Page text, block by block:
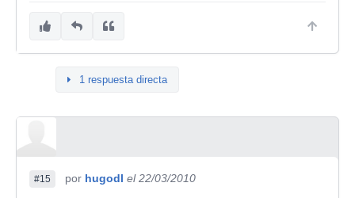
1 respuesta directa
#15 por hugodl el 22/03/2010